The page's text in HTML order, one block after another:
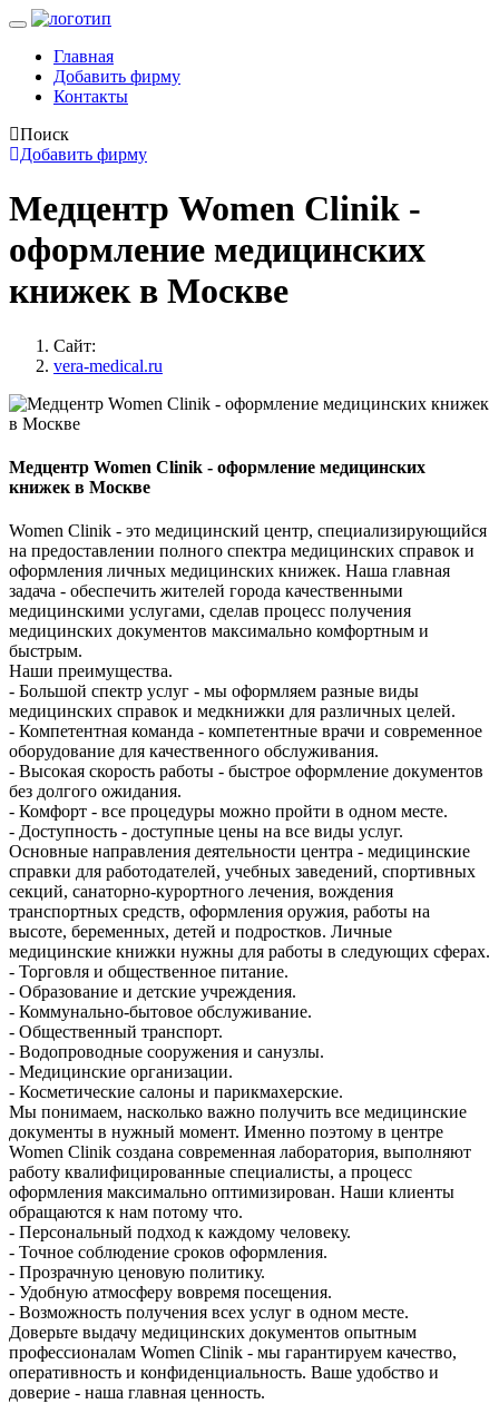
Главная
Добавить фирму
Контакты
Поиск
Добавить фирму
Медцентр Women Clinik -
оформление медицинских
книжек в Москве
Сайт:
vera-medical.ru
Медцентр Women Clinik - оформление медицинских
книжек в Москве
Women Clinik - это медицинский центр, специализирующийся
на предоставлении полного спектра медицинских справок и
оформления личных медицинских книжек. Наша главная
задача - обеспечить жителей города качественными
медицинскими услугами, сделав процесс получения
медицинских документов максимально комфортным и
быстрым.
Наши преимущества.
- Большой спектр услуг - мы оформляем разные виды
медицинских справок и медкнижки для различных целей.
- Компетентная команда - компетентные врачи и современное
оборудование для качественного обслуживания.
- Высокая скорость работы - быстрое оформление документов
без долгого ожидания.
- Комфорт - все процедуры можно пройти в одном месте.
- Доступность - доступные цены на все виды услуг.
Основные направления деятельности центра - медицинские
справки для работодателей, учебных заведений, спортивных
секций, санаторно-курортного лечения, вождения
транспортных средств, оформления оружия, работы на
высоте, беременных, детей и подростков. Личные
медицинские книжки нужны для работы в следующих сферах.
- Торговля и общественное питание.
- Образование и детские учреждения.
- Коммунально-бытовое обслуживание.
- Общественный транспорт.
- Водопроводные сооружения и санузлы.
- Медицинские организации.
- Косметические салоны и парикмахерские.
Мы понимаем, насколько важно получить все медицинские
документы в нужный момент. Именно поэтому в центре
Women Clinik создана современная лаборатория, выполняют
работу квалифицированные специалисты, а процесс
оформления максимально оптимизирован. Наши клиенты
обращаются к нам потому что.
- Персональный подход к каждому человеку.
- Точное соблюдение сроков оформления.
- Прозрачную ценовую политику.
- Удобную атмосферу вовремя посещения.
- Возможность получения всех услуг в одном месте.
Доверьте выдачу медицинских документов опытным
профессионалам Women Clinik - мы гарантируем качество,
оперативность и конфиденциальность. Ваше удобство и
доверие - наша главная ценность.